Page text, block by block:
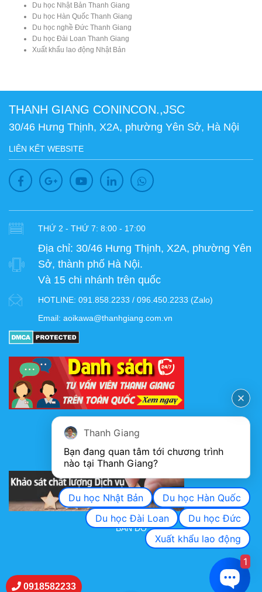
Du học Nhật Bản Thanh Giang
Du học Hàn Quốc Thanh Giang
Du học nghề Đức Thanh Giang
Du học Đài Loan Thanh Giang
Xuất khẩu lao động Nhật Bản
THANH GIANG CONINCON.,JSC
30/46 Hưng Thịnh, X2A, phường Yên Sở, Hà Nội
LIÊN KẾT WEBSITE
THỨ 2 - THỨ 7: 8:00 - 17:00
Địa chỉ: 30/46 Hưng Thịnh, X2A, phường Yên
Sở, thành phố Hà Nội.
Và 15 chi nhánh trên quốc
HOTLINE: 091.858.2233 / 096.450.2233 (Zalo)
Email: aoikawa@thanhgiang.com.vn
KHẢO SÁT CHẤT LƯỢNG DỊCH VỤ
BẢN ĐỒ
0918582233
Thanh Giang
Bạn đang quan tâm tới chương trình
nào tại Thanh Giang?
Du học Nhật Bản
Du học Hàn Quốc
Du học Đài Loan
Du học Đức
Xuất khẩu lao động
1